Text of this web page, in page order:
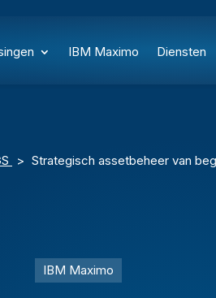
IBM Maximo Diensten
> Strategisch assetbeheer van
IBM Maximo